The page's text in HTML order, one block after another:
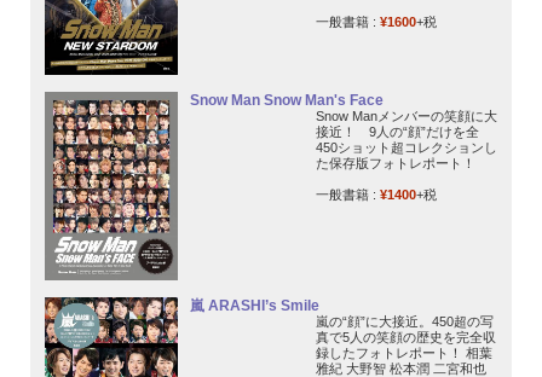
一般書籍 : ¥1600+税
Snow Man Snow Man's Face
Snow Manメンバーの笑顔に大
接近！ 9人の“顔”だけを全
450ショット超コレクションし
た保存版フォトレポート！
一般書籍 : ¥1400+税
嵐 ARASHI’s Smile
嵐の“顔”に大接近。450超の写
真で5人の笑顔の歴史を完全収
録したフォトレポート！ 相葉
雅紀 大野智 松本潤 二宮和也